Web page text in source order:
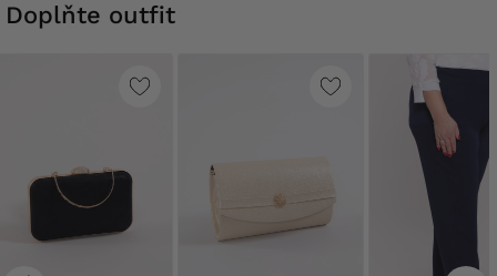
Doplňte outfit